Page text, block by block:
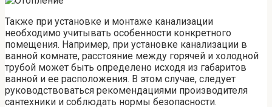
Также при установке и монтаже канализации
необходимо учитывать особенности конкретного
помещения. Например, при установке канализации в
ванной комнате, расстояние между горячей и холодной
трубой может быть определено исходя из габаритов
ванной и ее расположения. В этом случае, следует
руководствоваться рекомендациями производителя
сантехники и соблюдать нормы безопасности.